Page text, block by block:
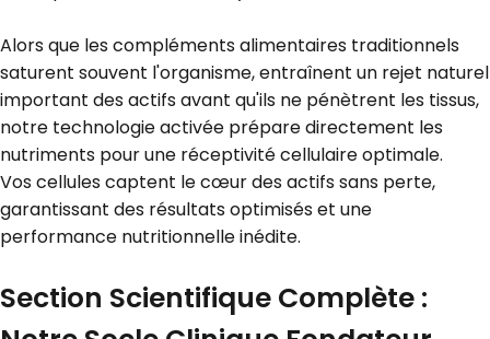
Alors que les compléments alimentaires traditionnels
saturent souvent l'organisme, entraînent un rejet naturel
important des actifs avant qu'ils ne pénètrent les tissus,
notre technologie activée prépare directement les
nutriments pourune réceptivité cellulaire optimale.
Vos cellules captent le cœur des actifs sans perte,
garantissant des résultats optimisés et une
performance nutritionnelle inédite.
Section Scientifique Complète :